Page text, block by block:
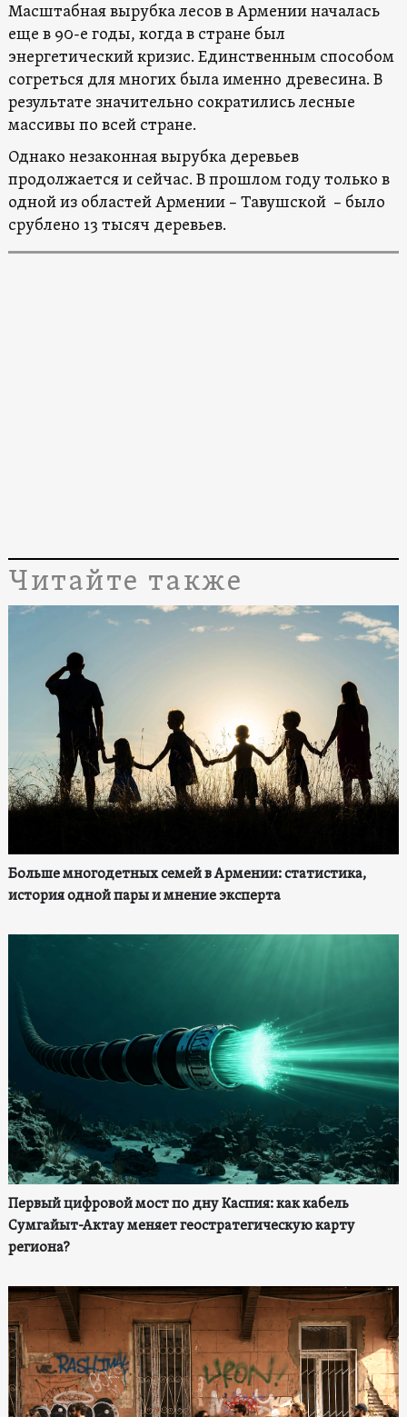
Масштабная вырубка лесов в Армении началась
еще в 90-е годы, когда в стране был
энергетический кризис. Единственным способом
согреться для многих была именно древесина. В
результате значительно сократились лесные
массивы по всей стране.
Однако незаконная вырубка деревьев
продолжается и сейчас. В прошлом году только в
одной из областей Армении – Тавушской – было
срублено 13 тысяч деревьев.
Читайте также
Больше многодетных семей в Армении: статистика,
история одной пары и мнение эксперта
Первый цифровой мост по дну Каспия: как кабель
Сумгайыт-Актау меняет геостратегическую карту
региона?